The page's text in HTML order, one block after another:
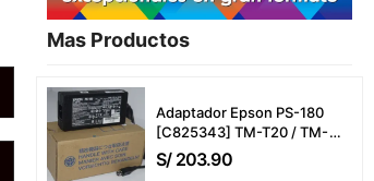
Mas Productos​
Adaptador Epson PS-180
[C825343] TM-T20 / TM-
T20Iii / TM-T20Iiil / TM-P20
/ TM-P20-551 / TMU-220 /
S/203.90